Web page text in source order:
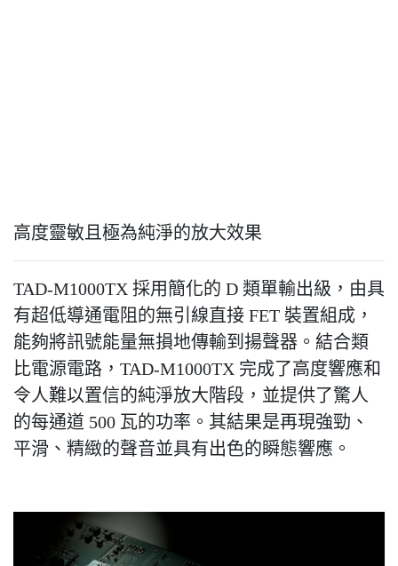
高度靈敏且極為純淨的放大效果
TAD-M1000TX 採用簡化的 D 類單輸出級，由具
有超低導通電阻的無引線直接 FET 裝置組成，
能夠將訊號能量無損地傳輸到揚聲器。結合類
比電源電路，TAD-M1000TX 完成了高度響應和
令人難以置信的純淨放大階段，並提供了驚人
的每通道 500 瓦的功率。其結果是再現強勁、
平滑、精緻的聲音並具有出色的瞬態響應。